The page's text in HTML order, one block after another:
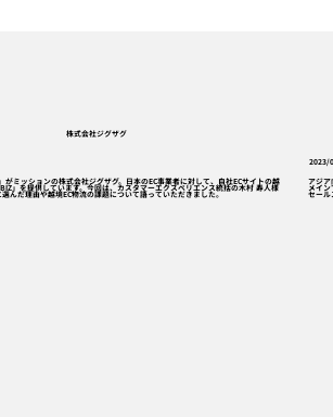
株式会社ジグザグ
がミッションの株式会社ジグザグ。日本のEC事業者に対して、自社ECサイトの越
」を提供しています。今回は、カスタマーエクスペリエンス統括の木村 寿人様
んだ理由や越境EC物流の課題について語っていただきました。
2023/
アジア
メイ
セール